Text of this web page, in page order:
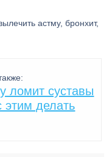
астму, бронхит,
ломит суставы
этим делать